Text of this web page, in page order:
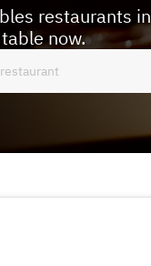
restaurants in
now.